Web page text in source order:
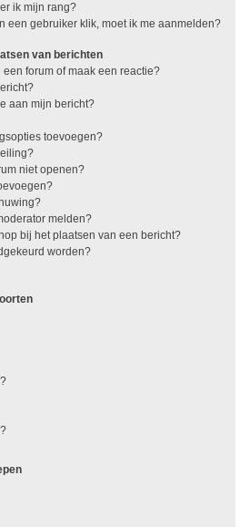
ik mijn rang?
een gebruiker klik, moet ik me aanmelden?
van berichten
forum of maak een reactie?
aan mijn bericht?
toevoegen?
niet openen?
melden?
bij het plaatsen van een bericht?
worden?